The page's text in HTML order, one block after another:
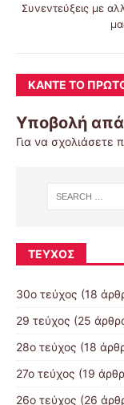
Συνεντεύξεις με
ΚΆΝΤΕ ΤΟ
Υποβολή
Για να σχολιάσετε
ΤΕΎΧΟΣ
30ο τεύχος (18
29 τεύχος (25
28ο τεύχος (18
27ο τεύχος (19
26ο τεύχος (26